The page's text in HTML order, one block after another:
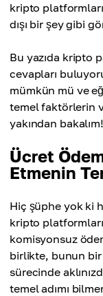
kripto
dışı bir şey gibi
Bu yazıda kripto
cevapları
mümkün mü ve
temel faktörlerin
yakından bakalım!
Ücret
Etmenin
Hiç şüphe yok ki
kripto
komisyonsuz
birlikte, bunun
sürecinde
temel adımı